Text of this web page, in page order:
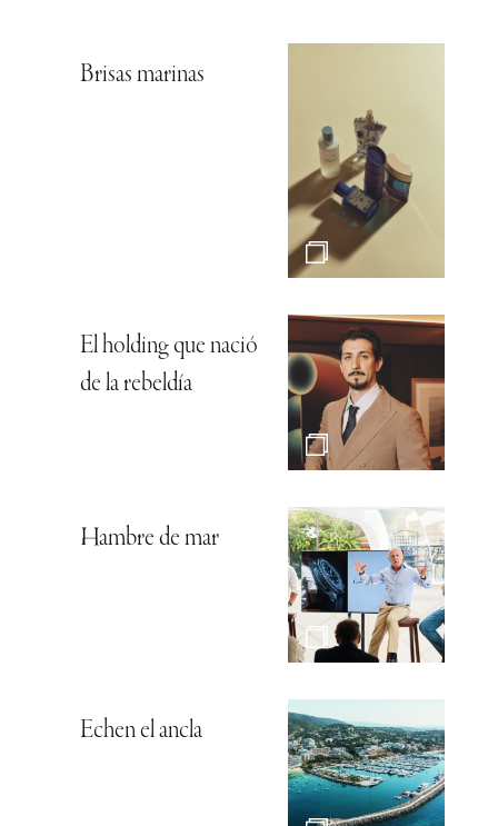
Brisas marinas
El holding que nació
de la rebeldía
Hambre de mar
Echen el ancla